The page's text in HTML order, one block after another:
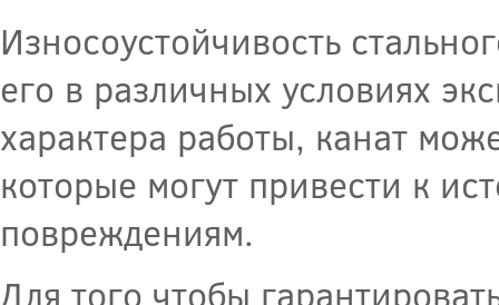
Износоустойчивость
его в различных условиях
характера работы, канат
которые могут привести к
повреждениям.
Для того чтобы